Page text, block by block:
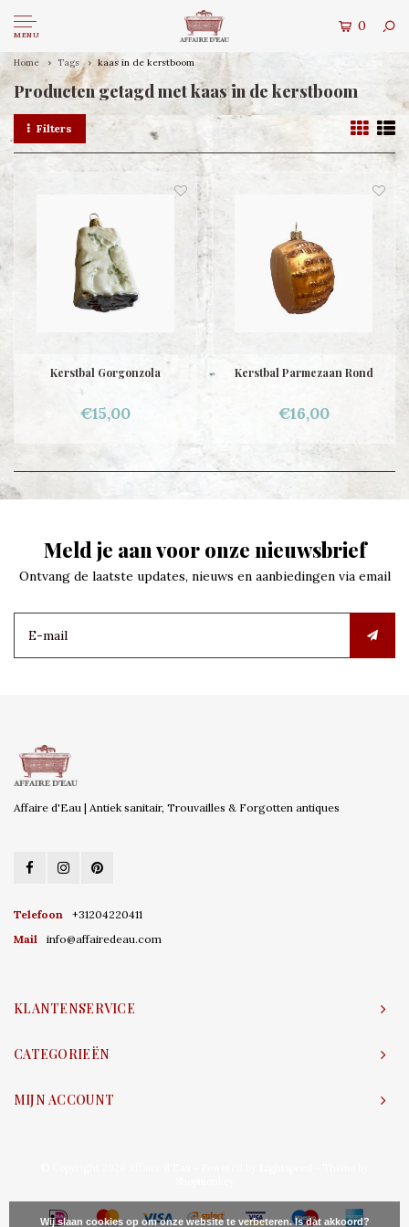
MENU
0
Home Tags kaas in de kerstboom
Producten getagd met kaas in de kerstboom
Filters
Kerstbal Gorgonzola
€15,00
Kerstbal Parmezaan Rond
€16,00
Meld je aan voor onze nieuwsbrief
Ontvang de laatste updates, nieuws en aanbiedingen via email
Affaire d'Eau | Antiek sanitair, Trouvailles & Forgotten antiques
Telefoon
+31204220411
Mail
info@affairedeau.com
KLANTENSERVICE
CATEGORIEËN
MIJN ACCOUNT
Wij slaan cookies op om onze website te verbeteren. Is dat akkoord?